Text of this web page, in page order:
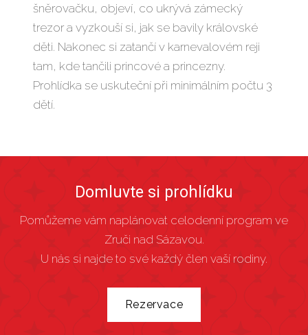
šněrovačku, objeví, co ukrývá zámecký
trezor a vyzkouší si, jak se bavily královské
děti. Nakonec si zatančí v karnevalovém reji
tam, kde tančili princové a princezny.
Prohlídka se uskuteční při minimálním počtu 3
dětí.
Domluvte si prohlídku
Pomůžeme vám naplánovat celodenní program ve
Zruči nad Sázavou.
U nás si najde to své každý člen vaší rodiny.
Rezervace